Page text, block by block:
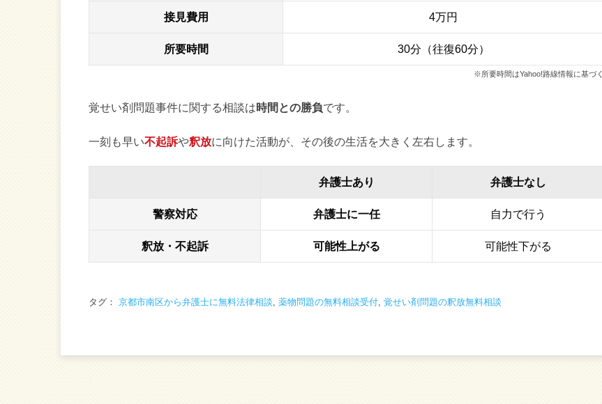
接見費用 4万円
所要時間 30分（往復60分）
※所要時間はYahoo!路線情報に基づく
覚せい剤問題事件に関する相談は時間との勝負です。
一刻も早い不起訴や釈放に向けた活動が、その後の生活を大きく左右します。
弁護士あり 弁護士なし
警察対応 弁護士に一任 自力で行う
釈放・不起訴 可能性上がる 可能性下がる
タグ： 京都市南区から弁護士に無料法律相談 薬物問題の無料相談受付 覚せい剤問題の釈放無料相談